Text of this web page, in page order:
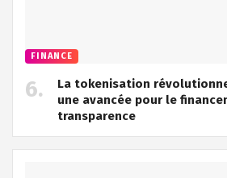
FINANCE
La tokenisation
une avancée pour le
transparence